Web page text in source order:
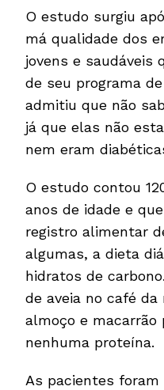
O estudo surgiu
má qualidade dos
jovens e saudáveis
de seu programa
admitiu que não
já que elas não
nem eram
O estudo contou
anos de idade e
registro alimentar
algumas, a dieta
hidratos de
de aveia no café
almoço e macarrão
nenhuma proteína.
As pacientes